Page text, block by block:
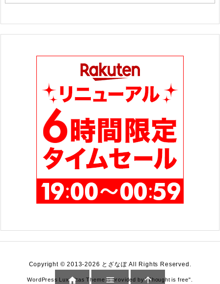
Copyright ©2013-2026 とざなぼAll Rights Reserved.
WordPress Luxeritas Theme is provided by "Thought is free".
  